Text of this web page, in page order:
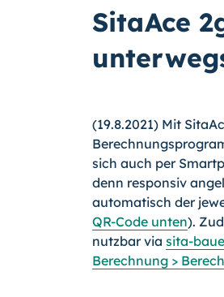
SitaAce
(19.8.2021) Mit
sich auch per
denn responsiv
automatisch der
QR-Code unten).
nutzbar via sita-
Berechnung >